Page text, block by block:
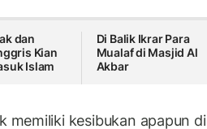
dan
Kian
Islam
Di Balik Ikrar Para
Mualaf di Masjid Al
Akbar
memiliki kesibukan apapun di